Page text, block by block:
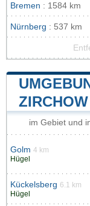
Bremen : 1584 km
Nürnberg : 537 km
ZIRCHOW
im Gebiet und
Golm 4 km
Hügel
Kückelsberg 6.1 km
Hügel